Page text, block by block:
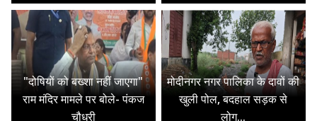
"दोषियों को बख्शा नहीं जाएगा"
राम मंदिर मामले पर बोले- पंकज
चौधरी
मोदीनगर नगर पालिका के दावों की
खुली पोल, बदहाल सड़क से
लोग...